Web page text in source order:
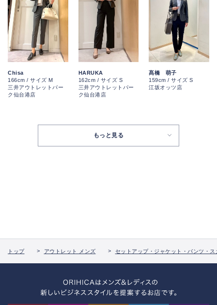
Chisa
166cm / サイズ M
三井アウトレットパー
ク仙台港店
HARUKA
162cm / サイズ S
三井アウトレットパー
ク仙台港店
髙橋 萌子
159cm / サイズ S
江坂オッツ店
もっと見る
トップ アウトレット メンズ セットアップ・ジャケット・パンツ・ス